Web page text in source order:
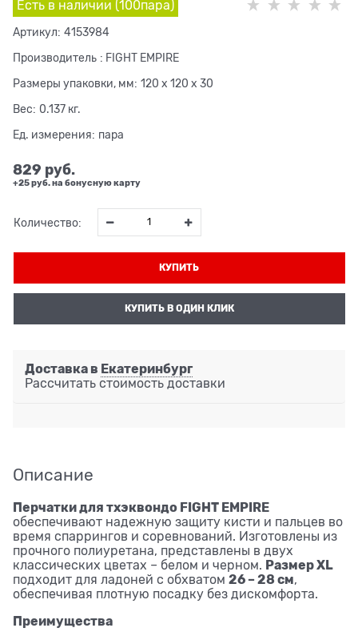
Есть в наличии (100пара)
Артикул: 4153984
Производитель : FIGHT EMPIRE
Размеры упаковки, мм: 120 x 120 x 30
Вес: 0.137 кг.
Ед. измерения: пара
829 руб.
+25 руб. на бонусную карту
Количество:
КУПИТЬ
КУПИТЬ В ОДИН КЛИК
Доставка в Екатеринбург
Рассчитать стоимость доставки
Описание
Перчатки для тхэквондо FIGHT EMPIRE
обеспечивают надежную защиту кисти и пальцев во
время спаррингов и соревнований. Изготовлены из
прочного полиуретана, представлены в двух
классических цветах – белом и черном. Размер XL
подходит для ладоней с обхватом 26 – 28 см,
обеспечивая плотную посадку без дискомфорта.
Преимущества